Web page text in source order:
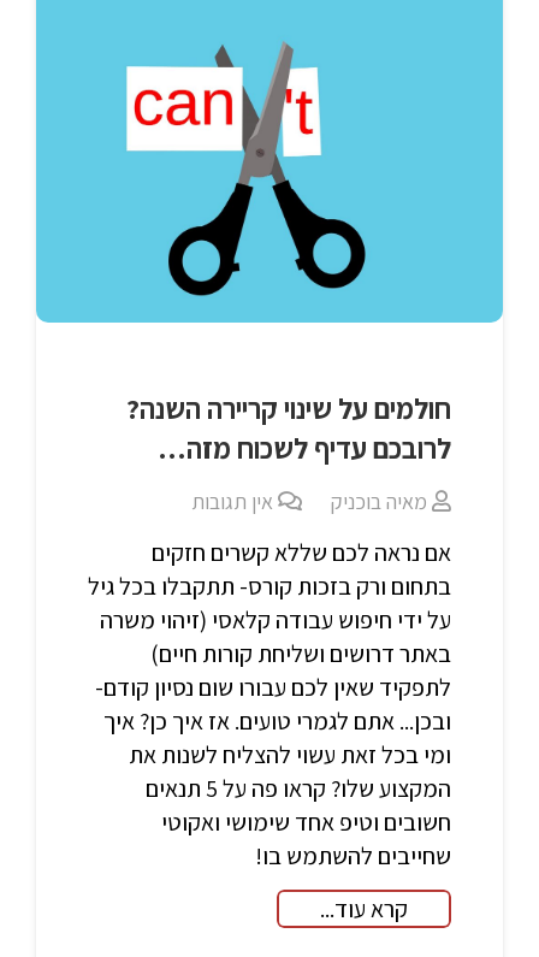
חולמים על שינוי קריירה השנה?
לרובכם עדיף לשכוח מזה…
מאיה בוכניק אין תגובות
אם נראה לכם שללא קשרים חזקים
בתחום ורק בזכות קורס- תתקבלו בכל גיל
על ידי חיפוש עבודה קלאסי (זיהוי משרה
באתר דרושים ושליחת קורות חיים)
לתפקיד שאין לכם עבורו שום נסיון קודם-
ובכן... אתם לגמרי טועים. אז איך כן? איך
ומי בכל זאת עשוי להצליח לשנות את
המקצוע שלו? קראו פה על 5 תנאים
חשובים וטיפ אחד שימושי ואקוטי
שחייבים להשתמש בו!
קרא עוד...